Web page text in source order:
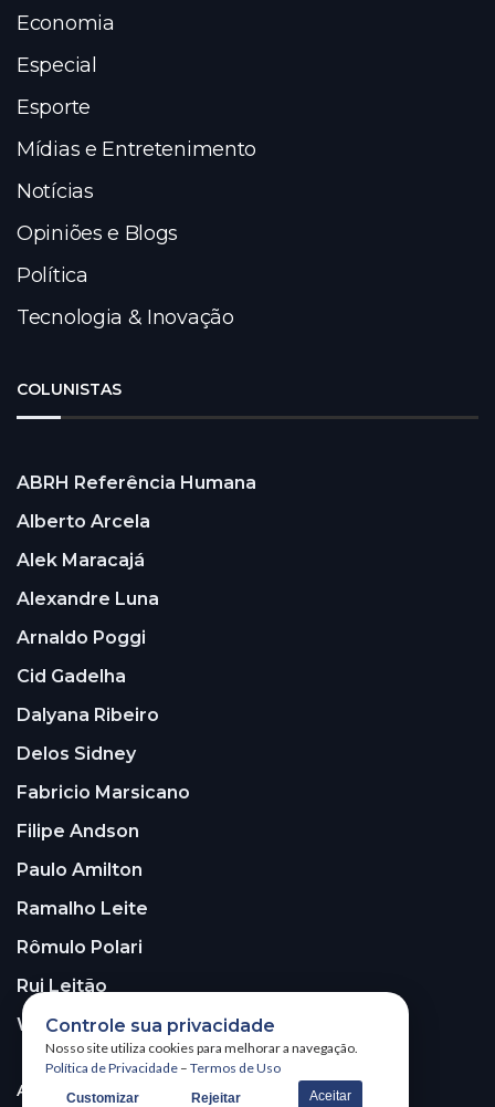
Economia
Especial
Esporte
Mídias e Entretenimento
Notícias
Opiniões e Blogs
Política
Tecnologia & Inovação
COLUNISTAS
ABRH Referência Humana
Alberto Arcela
Alek Maracajá
Alexandre Luna
Arnaldo Poggi
Cid Gadelha
Dalyana Ribeiro
Delos Sidney
Fabricio Marsicano
Filipe Andson
Paulo Amilton
Ramalho Leite
Rômulo Polari
Rui Leitão
Walter Santos
ASSINE A NOSSA NEWSLETTER!
Controle sua privacidade
Nosso site utiliza cookies para melhorar a navegação.
Política de Privacidade – Termos de Uso
Customizar Rejeitar Aceitar